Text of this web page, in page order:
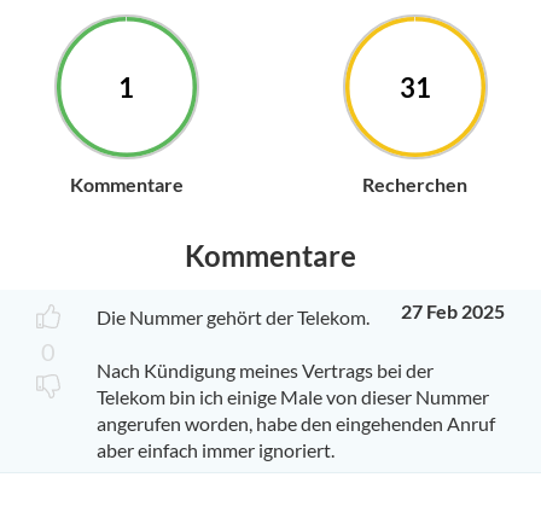
1
Kommentare
31
Recherchen
Kommentare
0
27 Feb 2025
Die Nummer gehört der Telekom.
Nach Kündigung meines Vertrags bei der
Telekom bin ich einige Male von dieser Nummer
angerufen worden, habe den eingehenden Anruf
aber einfach immer ignoriert.